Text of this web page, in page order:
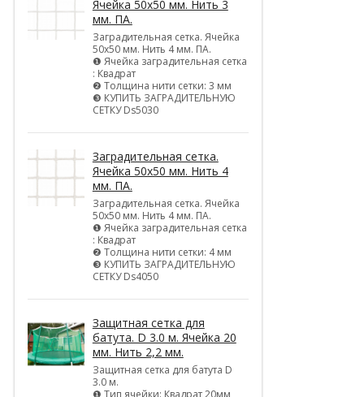
Ячейка 50х50 мм. Нить 3
мм. ПА.
Заградительная сетка. Ячейка
50х50 мм. Нить 4 мм. ПА.
❶ Ячейка заградительная сетка
: Квадрат
❷ Толщина нити сетки: 3 мм
❸ КУПИТЬ ЗАГРАДИТЕЛЬНУЮ
СЕТКУ Ds5030
Заградительная сетка.
Ячейка 50х50 мм. Нить 4
мм. ПА.
Заградительная сетка. Ячейка
50х50 мм. Нить 4 мм. ПА.
❶ Ячейка заградительная сетка
: Квадрат
❷ Толщина нити сетки: 4 мм
❸ КУПИТЬ ЗАГРАДИТЕЛЬНУЮ
СЕТКУ Ds4050
Защитная сетка для
батута. D 3.0 м. Ячейка 20
мм. Нить 2,2 мм.
Защитная сетка для батута D
3.0 м.
❶ Тип ячейки: Квадрат 20мм